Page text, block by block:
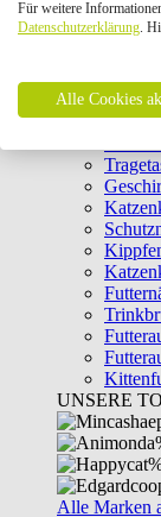
Clicker
UNSERE
Alle Marken
Für weitere
Datenschutzerklärung.
Alle Cookies